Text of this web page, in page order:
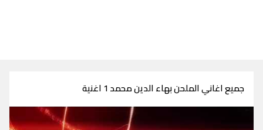
جميع اغاني الملحن بهاء الدين محمد 1 اغنية